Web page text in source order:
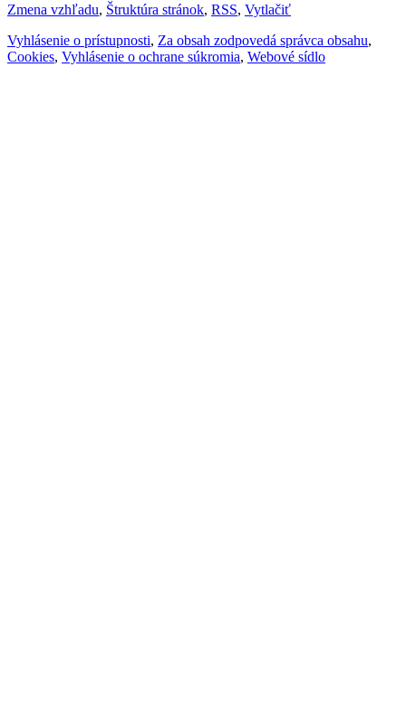
Zmena vzhľadu, Štruktúra stránok, RSS, Vytlačiť
Vyhlásenie o prístupnosti, Za obsah zodpovedá správca obsahu,
Cookies, Vyhlásenie o ochrane súkromia, Webové sídlo